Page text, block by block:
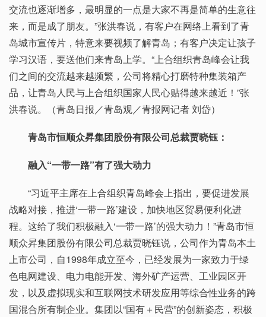
交流也逐渐增多，最明显的一点是大家不再是简单的生意往
来，而是成了朋友。”张洪春说，有客户在网络上看到了青
岛城市宣传片，特意来要视频了解青岛；有客户决定让孩子
学习汉语，要送他们来青岛上学。“上合组织青岛峰会让我
们之间的交流越来越频繁，公司将精心打磨特种集装箱产
品，让青岛人民与上合组织国家人民心贴得越来越近！”张
洪春说。（青岛日报／青岛观／青报网记者 刘岱）
青岛市恒顺众昇集团股份有限公司总裁贾晓钰：
融入“一带一路”有了强大动力
“习近平主席在上合组织青岛峰会上指出，要促进发展
战略对接，推进‘一带一路’建设，加快地区贸易便利化进
程。这给了我们积极融入‘一带一路’的强大动力！”青岛市恒
顺众昇集团股份有限公司总裁贾晓钰说，公司作为青岛本土
上市公司，自1998年成立至今，已经发展为一家致力于绿
色电网建设、电力电能开发、海外矿产运营、工业园区开
发，以及虚拟现实和互联网技术研发应用等综合性业务的跨
国混合所有制企业。集团以“国有＋民营”的创新姿态，积极